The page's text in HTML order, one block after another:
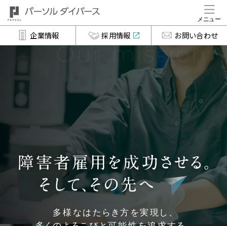
企業情報 採用情報 お問い合わせ